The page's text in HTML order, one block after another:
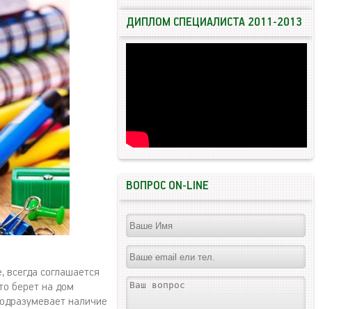
соглашается
берет на дом
наличие
ДИПЛОМ СПЕЦИАЛИСТА 2011-2013
ВОПРОС ON-LINE